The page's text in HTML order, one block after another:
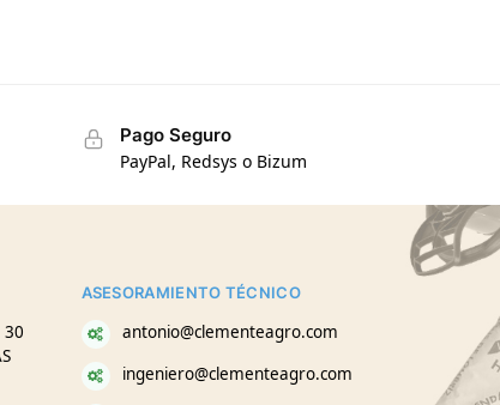
Pago Seguro
PayPal, Redsys o Bizum
30
ASESORAMIENTO TÉCNICO
antonio@clementeagro.com
ingeniero@clementeagro.com